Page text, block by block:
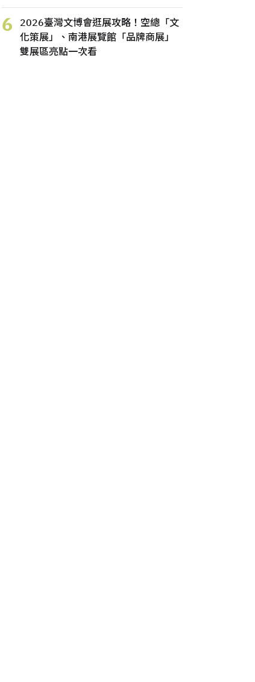
6
2026臺灣文博會逛展攻略！空總「文
化策展」、南港展覽館「品牌商展」
雙展區亮點一次看